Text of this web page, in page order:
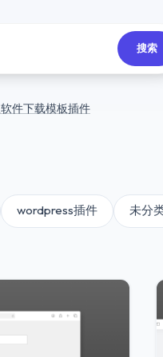
搜索
软件下载模板插件
wordpress插件 未分